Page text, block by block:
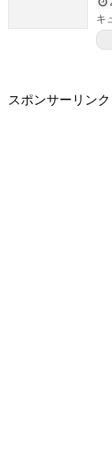
キ
スポンサーリンク